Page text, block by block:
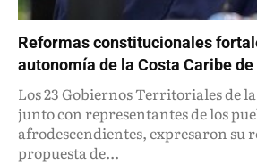
Reformas constitucionales
autonomía de la Costa Caribe
Los 23 Gobiernos Territoriales de
junto con representantes de los
afrodescendientes, expresaron su
propuesta de...